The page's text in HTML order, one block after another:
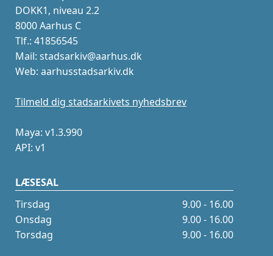
DOKK1, niveau 2.2
8000 Aarhus C
Tlf.: 41856545
Mail: stadsarkiv@aarhus.dk
Web: aarhusstadsarkiv.dk
Tilmeld dig stadsarkivets nyhedsbrev
Maya: v1.3.990
API: v1
LÆSESAL
Tirsdag
9.00 - 16.00
Onsdag
9.00 - 16.00
Torsdag
9.00 - 16.00